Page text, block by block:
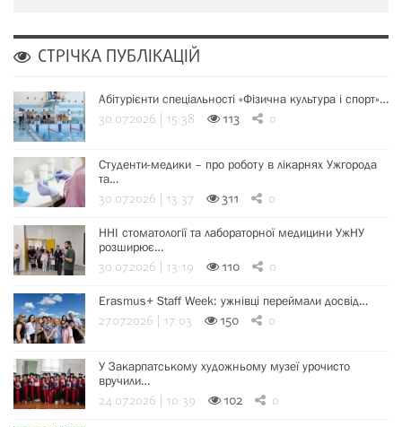
СТРІЧКА ПУБЛІКАЦІЙ
Абітурієнти спеціальності «Фізична культура і спорт»…
30.07.2026 | 15:38 113 0
Студенти-медики – про роботу в лікарнях Ужгорода
та…
30.07.2026 | 13:37 311 0
ННІ стоматології та лабораторної медицини УжНУ
розширює…
30.07.2026 | 13:19 110 0
Erasmus+ Staff Week: ужнівці переймали досвід…
27.07.2026 | 17:03 150 0
У Закарпатському художньому музеї урочисто
вручили…
24.07.2026 | 10:39 102 0